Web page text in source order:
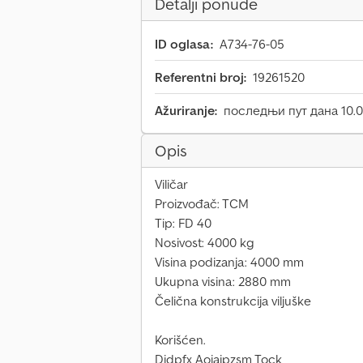
Detalji ponude
ID oglasa: A734-76-05
Referentni broj: 19261520
Ažuriranje: последњи пут дана
Opis
Viličar
Proizvođač: TCM
Tip: FD 40
Nosivost: 4000 kg
Visina podizanja: 4000 mm
Ukupna visina: 2880 mm
Čelična konstrukcija viljuške
Korišćen.
Djdpfx Aoiaipzsm Tock